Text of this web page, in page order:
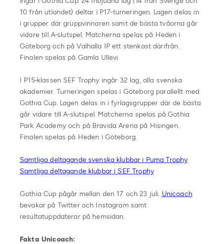
10 från utlandet) deltar i P17-turneringen. Lagen delas in
i grupper där gruppvinnaren samt de bästa tvåorna går
vidare till A-slutspel. Matcherna spelas på Heden i
Göteborg och på Valhalla IP ett stenkast därifrån.
Finalen spelas på Gamla Ullevi.
I P15-klassen SEF Trophy ingår 32 lag, alla svenska
akademier. Turneringen spelas i Göteborg parallellt med
Gothia Cup. Lagen delas in i fyrlagsgrupper där de bästa
går vidare till A-slutspel. Matcherna spelas på Gothia
Park Academy och på Bravida Arena på Hisingen.
Finalen spelas på Heden i Göteborg.
Samtliga deltagande svenska klubbar i Puma Trophy
Samtliga deltagande klubbar i SEF Trophy
Gothia Cup pågår mellan den 17 och 23 juli. Unicoach
bevakar på Twitter och Instagram samt
resultatuppdaterar på hemsidan.
Fakta Unicoach: